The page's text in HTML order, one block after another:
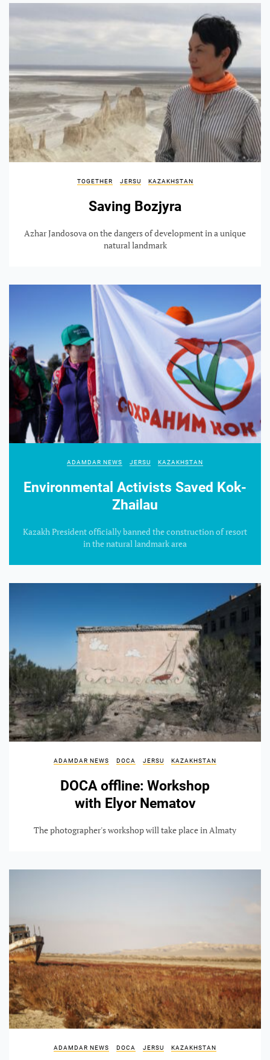
TOGETHER JERSU KAZAKHSTAN
Saving Bozjyra
Azhar Jandosova on the dangers of development in a unique
natural landmark
ADAMDAR NEWS JERSU KAZAKHSTAN
Environmental Activists Saved Kok-
Zhailau
Kazakh President officially banned the construction of resort
in the natural landmark area
ADAMDAR NEWS DOCA JERSU KAZAKHSTAN
DOCA offline: Workshop
with Elyor Nematov
The photographer's workshop will take place in Almaty
ADAMDAR NEWS DOCA JERSU KAZAKHSTAN